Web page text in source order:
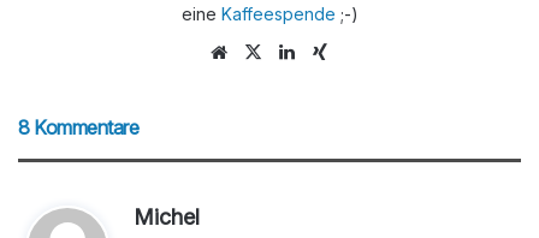
eine Kaffeespende ;-)
We
X
Lin
8 Kommentare
Michel